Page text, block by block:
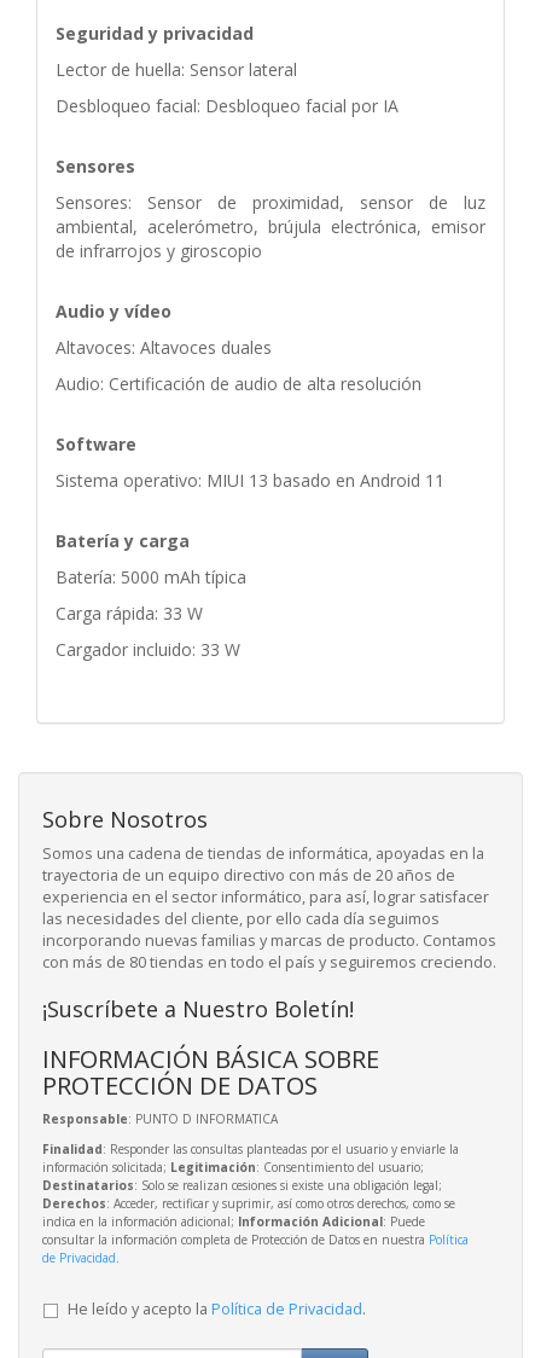
Seguridad y privacidad
Lector de huella: Sensor lateral
Desbloqueo facial: Desbloqueo facial por IA
Sensores
Sensores: Sensor de proximidad, sensor de luz
ambiental, acelerómetro, brújula electrónica, emisor
de infrarrojos y giroscopio
Audio y vídeo
Altavoces: Altavoces duales
Audio: Certificación de audio de alta resolución
Software
Sistema operativo: MIUI 13 basado en Android 11
Batería y carga
Batería: 5000 mAh típica
Carga rápida: 33 W
Cargador incluido: 33 W
Sobre Nosotros
Somos una cadena de tiendas de informática, apoyadas en la
trayectoria de un equipo directivo con más de 20 años de
experiencia en el sector informático, para así, lograr satisfacer
las necesidades del cliente, por ello cada día seguimos
incorporando nuevas familias y marcas de producto. Contamos
con más de 80 tiendas en todo el país y seguiremos creciendo.
¡Suscríbete a Nuestro Boletín!
INFORMACIÓN BÁSICA SOBRE
PROTECCIÓN DE DATOS
Responsable: PUNTO D INFORMATICA
Finalidad: Responder las consultas planteadas por el usuario y enviarle la
información solicitada; Legitimación: Consentimiento del usuario;
Destinatarios: Solo se realizan cesiones si existe una obligación legal;
Derechos: Acceder, rectificar y suprimir, así como otros derechos, como se
indica en la información adicional; Información Adicional: Puede
consultar la información completa de Protección de Datos en nuestra Política
de Privacidad
He leído y acepto la Política de Privacidad.